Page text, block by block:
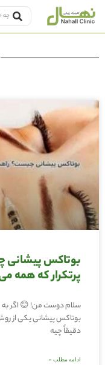
پرتکرار که همه
سلام دوست من! 😊 اگر
بوتاکس پیشانی یکی از
دقیقاً چیه
ادامه مطلب »